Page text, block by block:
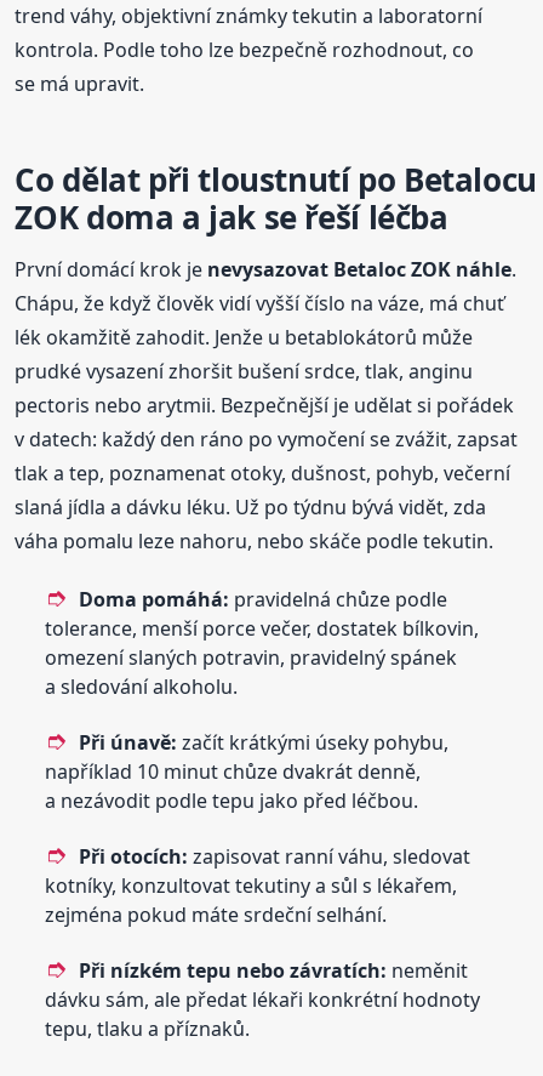
trend váhy, objektivní známky tekutin a laboratorní
kontrola. Podle toho lze bezpečně rozhodnout, co
se má upravit.
Co dělat při tloustnutí po Betalocu
ZOK doma a jak se řeší léčba
První domácí krok je nevysazovat Betaloc ZOK náhle.
Chápu, že když člověk vidí vyšší číslo na váze, má chuť
lék okamžitě zahodit. Jenže u betablokátorů může
prudké vysazení zhoršit bušení srdce, tlak, anginu
pectoris nebo arytmii. Bezpečnější je udělat si pořádek
v datech: každý den ráno po vymočení se zvážit, zapsat
tlak a tep, poznamenat otoky, dušnost, pohyb, večerní
slaná jídla a dávku léku. Už po týdnu bývá vidět, zda
váha pomalu leze nahoru, nebo skáče podle tekutin.
Doma pomáhá: pravidelná chůze podle
tolerance, menší porce večer, dostatek bílkovin,
omezení slaných potravin, pravidelný spánek
a sledování alkoholu.
Při únavě: začít krátkými úseky pohybu,
například 10 minut chůze dvakrát denně,
a nezávodit podle tepu jako před léčbou.
Při otocích: zapisovat ranní váhu, sledovat
kotníky, konzultovat tekutiny a sůl s lékařem,
zejména pokud máte srdeční selhání.
Při nízkém tepu nebo závratích: neměnit
dávku sám, ale předat lékaři konkrétní hodnoty
tepu, tlaku a příznaků.